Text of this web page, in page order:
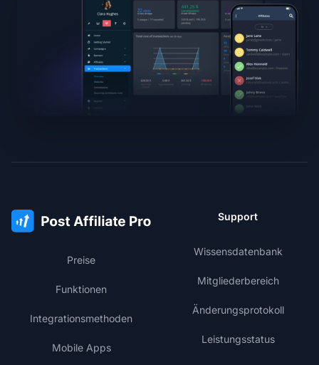
Preise
Funktionen
Integrationsmethoden
Mobile Apps
Support
Wissensdatenbank
Mitgliederbereich
Änderungsprotokoll
Leistungsstatus